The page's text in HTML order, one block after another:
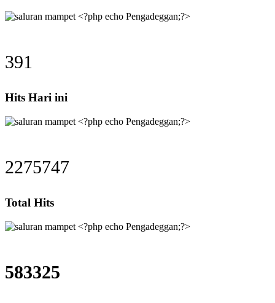
391
Hits Hari ini
2275747
Total Hits
583325